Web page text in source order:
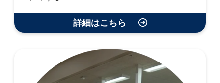
詳細はこちら